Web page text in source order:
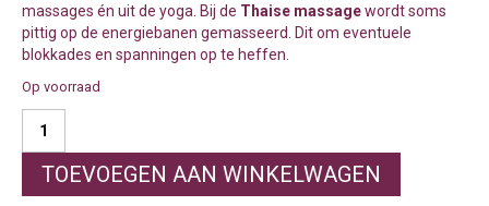
massages én uit de yoga. Bij de Thaise massagewordt soms
pittig op de energiebanen gemasseerd. Dit om eventuele
blokkades en spanningen op te heffen.
Op voorraad
Massage
minTOEVOEGEN AAN WINKELWAGEN